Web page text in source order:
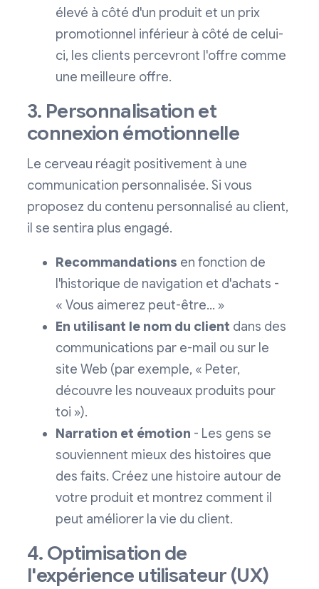
élevé à côté d'un produit et un prix
promotionnel inférieur à côté de celui-
ci, les clients percevront l'offre comme
une meilleure offre.
3. Personnalisation et
connexion émotionnelle
Le cerveau réagit positivement à une
communication personnalisée. Si vous
proposez du contenu personnalisé au client,
il se sentira plus engagé.
Recommandations en fonction de
l'historique de navigation et d'achats -
« Vous aimerez peut-être... »
En utilisant le nom du client dans des
communications par e-mail ou sur le
site Web (par exemple, « Peter,
découvre les nouveaux produits pour
toi »).
Narration et émotion - Les gens se
souviennent mieux des histoires que
des faits. Créez une histoire autour de
votre produit et montrez comment il
peut améliorer la vie du client.
4. Optimisation de
l'expérience utilisateur (UX)